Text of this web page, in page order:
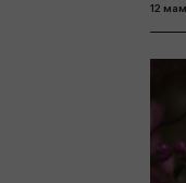
12